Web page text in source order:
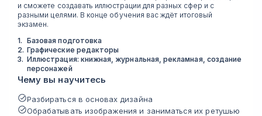
и сможете создавать иллюстрации для разных сфер и с
разными целями. В конце обучения вас ждёт итоговый
экзамен.
1. Базовая подготовка
2. Графические редакторы
3. Иллюстрация: книжная, журнальная, рекламная, создание
персонажей
Чему вы научитесь
Разбираться в основах дизайна
Обрабатывать изображения и заниматься их ретушью